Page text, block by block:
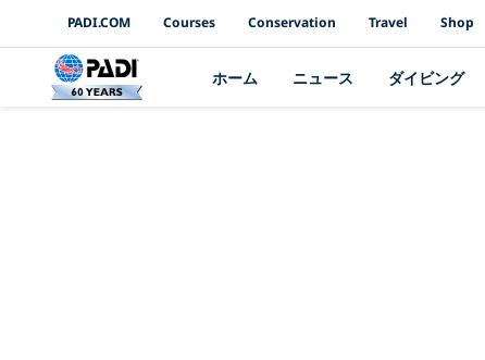
PADI Channels
PADI.COM Courses Conservation Travel Shop
ホーム ニュース ダイビング